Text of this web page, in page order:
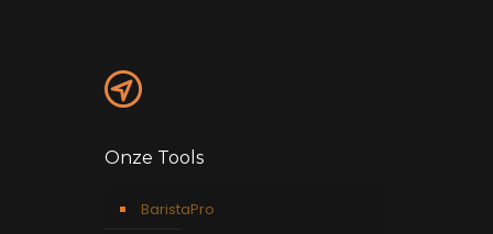
Onze Tools
BaristaPro